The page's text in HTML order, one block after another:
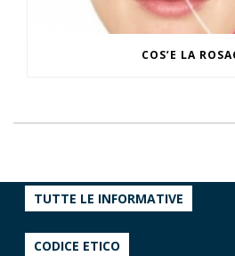
COS’E LA
TUTTE LE INFORMATIVE
CODICE ETICO